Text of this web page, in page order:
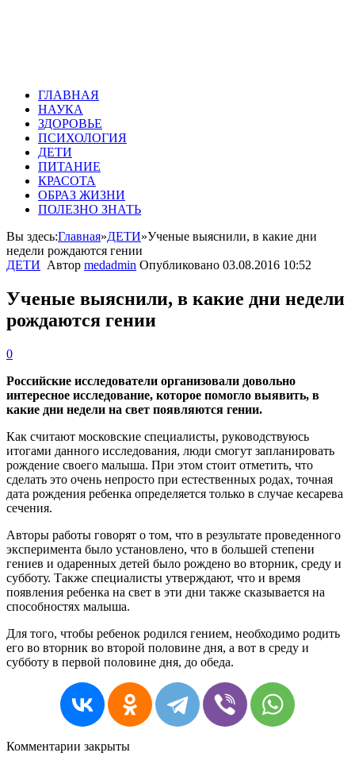
ГЛАВНАЯ
НАУКА
ЗДОРОВЬЕ
ПСИХОЛОГИЯ
ДЕТИ
ПИТАНИЕ
КРАСОТА
ОБРАЗ ЖИЗНИ
ПОЛЕЗНО ЗНАТЬ
Вы здесь:Главная»ДЕТИ»Ученые выяснили, в какие дни
недели рождаются гении
ДЕТИ Автор medadmin Опубликовано 03.08.2016 10:52
Ученые выяснили, в какие дни недели
рождаются гении
0
Российские исследователи организовали довольно
интересное исследование, которое помогло выявить, в
какие дни недели на свет появляются гении.
Как считают московские специалисты, руководствуюсь
итогами данного исследования, люди смогут запланировать
рождение своего малыша. При этом стоит отметить, что
сделать это очень непросто при естественных родах, точная
дата рождения ребенка определяется только в случае кесарева
сечения.
Авторы работы говорят о том, что в результате проведенного
эксперимента было установлено, что в большей степени
гениев и одаренных детей было рождено во вторник, среду и
субботу. Также специалисты утверждают, что и время
появления ребенка на свет в эти дни также сказывается на
способностях малыша.
Для того, чтобы ребенок родился гением, необходимо родить
его во вторник во второй половине дня, а вот в среду и
субботу в первой половине дня, до обеда.
Комментарии закрыты